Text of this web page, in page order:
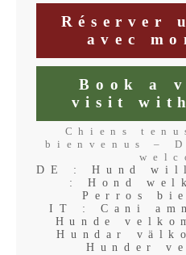
Réserver
avec
Book a
visit with
Chiens
bienvenus –
DE : Hund
: Hond
Perros
IT : Cani
Hunde
Hundar
Hunder